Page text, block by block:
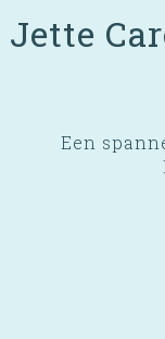
Jette
Een